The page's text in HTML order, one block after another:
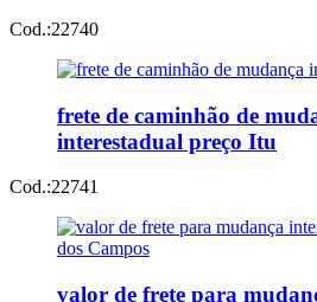
Cod.:22740
frete de caminhão de
interestadual preço Itu
Cod.:22741
valor de frete para